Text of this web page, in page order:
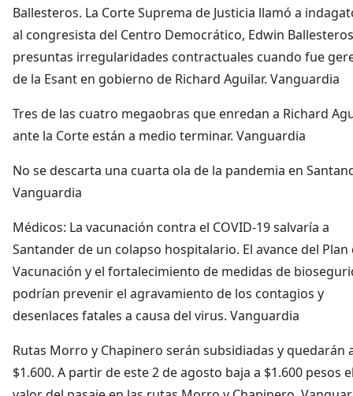
Ballesteros. La Corte Suprema de Justicia llamó a
al congresista del Centro Democrático, Edwin
presuntas irregularidades contractuales cuando fue
de la Esant en gobierno de Richard Aguilar. Vanguardia
Tres de las cuatro megaobras que enredan a Richard
ante la Corte están a medio terminar. Vanguardia
No se descarta una cuarta ola de la pandemia en
Vanguardia
Médicos: La vacunación contra el COVID-19 salvaría a
Santander de un colapso hospitalario. El avance del Plan
Vacunación y el fortalecimiento de medidas de
podrían prevenir el agravamiento de los contagios y
desenlaces fatales a causa del virus. Vanguardia
Rutas Morro y Chapinero serán subsidiadas y quedarán
$1.600. A partir de este 2 de agosto baja a $1.600 pesos